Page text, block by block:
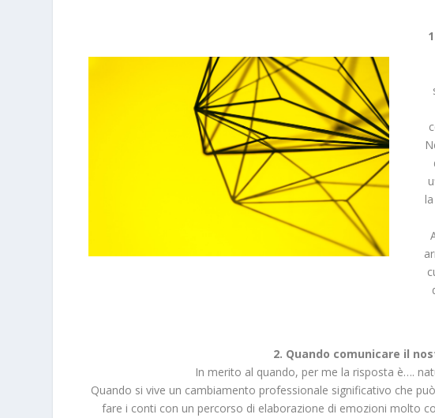
2. Quando comunicare il
In merito al quando, per me la risposta è….
Quando si vive un cambiamento professionale significativo che
fare i conti con un percorso di elaborazione di emozioni molto